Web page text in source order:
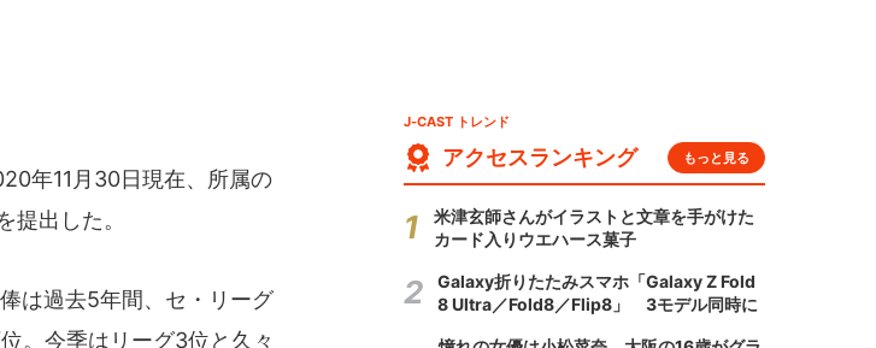
年11月30日現在、所属の
出した。
は過去5年間、セ・リーグ
。今季はリーグ3位と久々
J-CAST トレンド
アクセスランキング もっと見る
米津玄師さんがイラストと文章を手がけた
カード入りウエハース菓子
Galaxy折りたたみスマホ「Galaxy Z Fold
8 Ultra／Fold8／Flip8」 3モデル同時に